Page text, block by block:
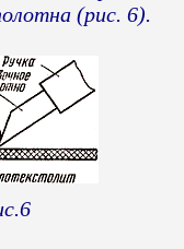
(рис. 6).